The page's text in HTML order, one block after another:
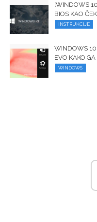
[WINDOWS
BIOS KAO ČEK.
INSTRUKCIJE
WINDOWS 10
EVO KAKO
WINDOWS